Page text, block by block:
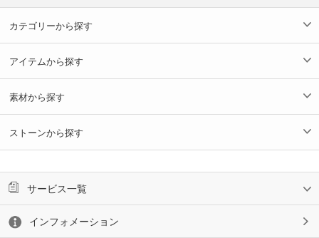
カテゴリーから探す
アイテムから探す
素材から探す
ストーンから探す
サービス一覧
インフォメーション